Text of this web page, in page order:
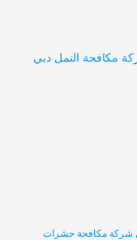
مكافحة النمل دبي
شركة مكافحة حشرات